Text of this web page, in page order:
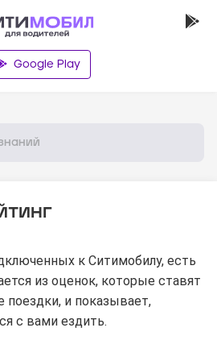
Google Play
к Ситимобилу, есть
из оценок, которые ставят
поездки, и показывает,
с вами ездить.